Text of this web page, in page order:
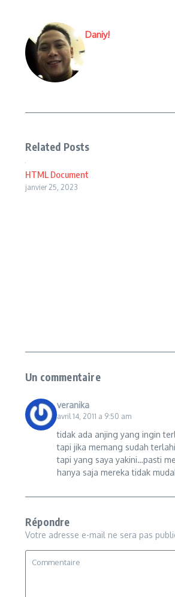
Daniy!
Related Posts
HTML Document
janvier 25, 2023
Un commentaire
veranika
avril 14, 2011 a 9:50 am
tidak ada anjing yang ingin
tapi jika memang sudah
tapi yang saya yakini…pasti
hanya saja mereka tidak
Répondre
Votre adresse e-mail ne sera pas